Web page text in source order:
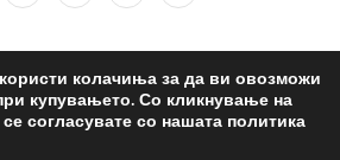
© 2026Бистра Вода. ©reated by –
колачиња за да ви овозможи
купувањето. Со кликнување на
согласувате со нашата политика